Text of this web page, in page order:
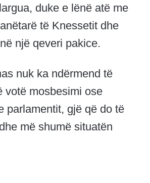
duke e lënë atë me
të Knessetit dhe
një qeveri pakice.
nuk ka ndërmend të
votë mosbesimi ose
parlamentit, gjë që do të
më shumë situatën